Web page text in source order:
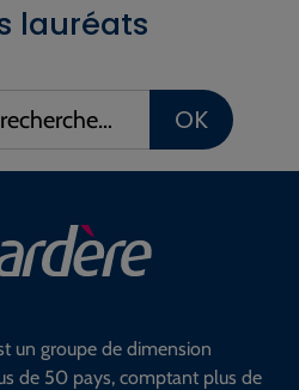
lauréats
OK
un groupe de dimension
de 50 pays, comptant plus de